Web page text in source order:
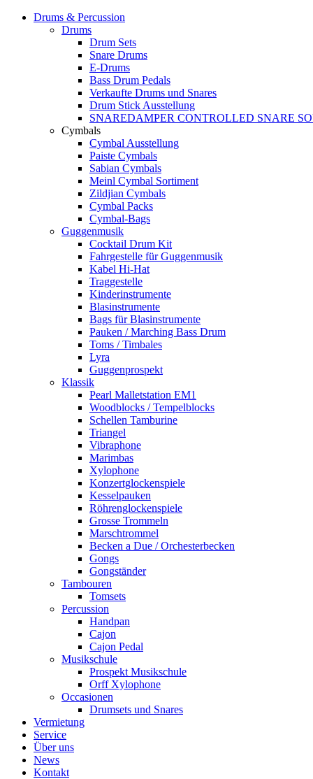
Drums & Percussion
Drums
Drum Sets
Snare Drums
E-Drums
Bass Drum Pedals
Verkaufte Drums und Snares
Drum Stick Ausstellung
SNAREDAMPER CONTROLLED SNARE
Cymbals
Cymbal Ausstellung
Paiste Cymbals
Sabian Cymbals
Meinl Cymbal Sortiment
Zildjian Cymbals
Cymbal Packs
Cymbal-Bags
Guggenmusik
Cocktail Drum Kit
Fahrgestelle für Guggenmusik
Kabel Hi-Hat
Traggestelle
Kinderinstrumente
Blasinstrumente
Bags für Blasinstrumente
Pauken / Marching Bass Drum
Toms / Timbales
Lyra
Guggenprospekt
Klassik
Pearl Malletstation EM1
Woodblocks / Tempelblocks
Schellen Tamburine
Triangel
Vibraphone
Marimbas
Xylophone
Konzertglockenspiele
Kesselpauken
Röhren­glocken­spiele
Grosse Trommeln
Marschtrommel
Becken a Due / Orchester­becken
Gongs
Gongständer
Tambouren
Tomsets
Percussion
Handpan
Cajon
Cajon Pedal
Musikschule
Prospekt Musikschule
Orff Xylophone
Occasionen
Drumsets und Snares
Vermietung
Service
Über uns
News
Kontakt